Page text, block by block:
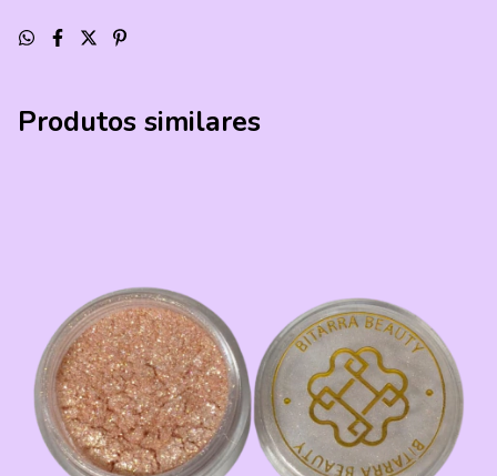
Produtos similares